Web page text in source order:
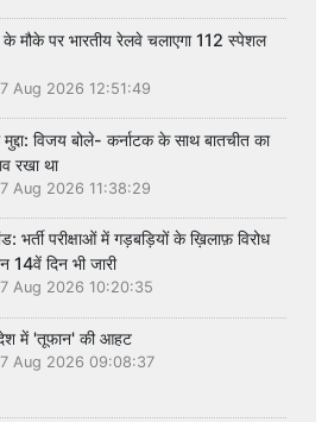
मौके पर भारतीय रेलवे चलाएगा 112 स्पेशल
Aug 2026 12:51:49
मुद्दा: विजय बोले- कर्नाटक के साथ बातचीत का
रखा था
Aug 2026 11:38:29
भर्ती परीक्षाओं में गड़बड़ियों के ख़िलाफ़ विरोध
14वें दिन भी जारी
Aug 2026 10:20:35
में 'तूफान' की आहट
Aug 2026 09:08:37